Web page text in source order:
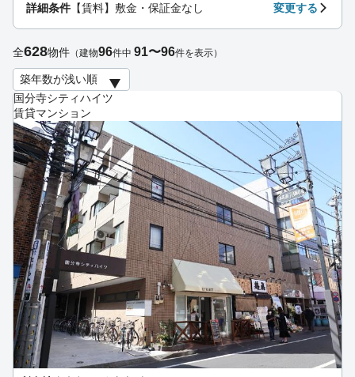
国分寺シティハイツ
賃貸マンション
詳細条件 【賃料】敷金・保証金なし 変更する
全628物件 （建物96件中 91〜96件を表示）